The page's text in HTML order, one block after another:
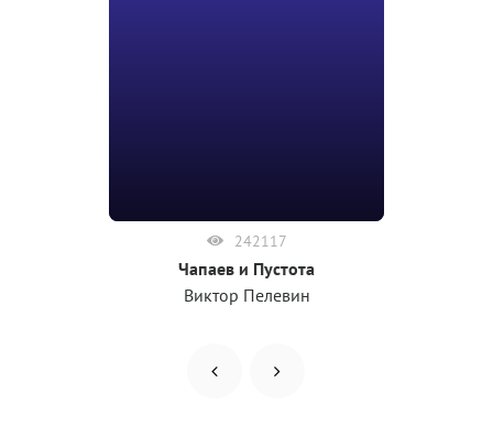
242117
Чапаев и Пустота
Виктор Пелевин